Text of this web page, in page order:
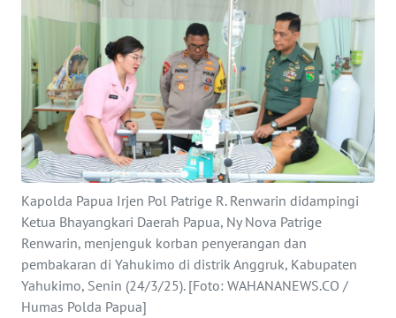
Kapolda Papua Irjen Pol Patrige R. Renwarin didampingi
Ketua Bhayangkari Daerah Papua, Ny Nova Patrige
Renwarin, menjenguk korban penyerangan dan
pembakaran di Yahukimo di distrik Anggruk, Kabupaten
Yahukimo, Senin (24/3/25). [Foto: WAHANANEWS.CO /
Humas Polda Papua]
PERISTIWA
Informasi
INDEKS
BERITA
KONTAK
KAMI
INFO
IKLAN